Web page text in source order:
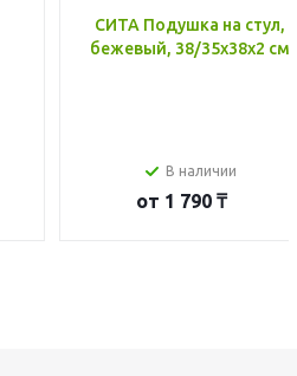
СИТА Подушка на стул,
бежевый, 38/35x38x2 см
В наличии
от 1 790 ₸